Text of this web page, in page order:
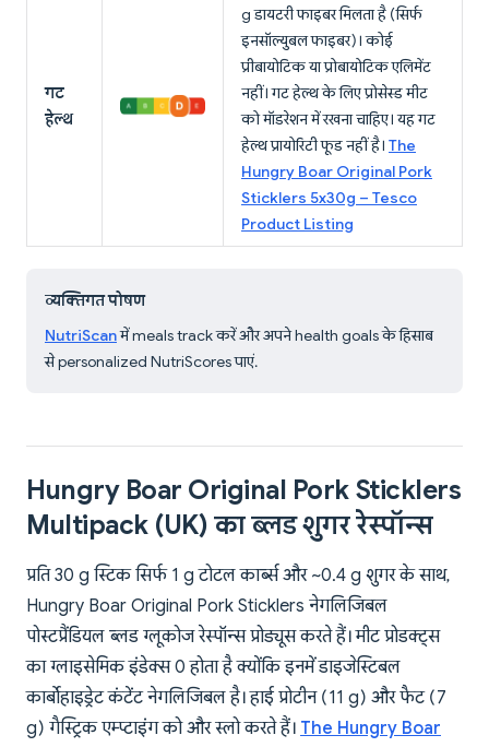
गट
हेल्थ
g डायटरी फाइबर मिलता है (सिर्फ
इनसॉल्युबल फाइबर)। कोई
प्रीबायोटिक या प्रोबायोटिक एलिमेंट
नहीं। गट हेल्थ के लिए प्रोसेस्ड मीट
को मॉडरेशन में रखना चाहिए। यह गट
हेल्थ प्रायोरिटी फूड नहीं है। The
Hungry Boar Original Pork
Sticklers 5x30g – Tesco
Product Listing
व्यक्तिगत पोषण
NutriScanमें meals track करें और अपने health goals के हिसाब
से personalized NutriScores पाएं.
Hungry Boar Original Pork Sticklers
Multipack (UK) का ब्लड शुगर रेस्पॉन्स
प्रति 30 g स्टिक सिर्फ 1 g टोटल कार्ब्स और ~0.4 g शुगर के साथ,
Hungry Boar Original Pork Sticklers नेगलिजिबल
पोस्टप्रैंडियल ब्लड ग्लूकोज रेस्पॉन्स प्रोड्यूस करते हैं। मीट प्रोडक्ट्स
का ग्लाइसेमिक इंडेक्स 0 होता है क्योंकि इनमें डाइजेस्टिबल
कार्बोहाइड्रेट कंटेंट नेगलिजिबल है। हाई प्रोटीन (11 g) और फैट (7
g) गैस्ट्रिक एम्प्टाइंग को और स्लो करते हैं। The Hungry Boar